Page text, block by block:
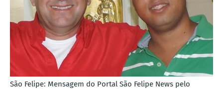
São Felipe: Mensagem do Portal São Felipe News pelo